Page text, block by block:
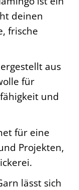
deinen
frische
aus
für
und
für eine
Projekten,
lässt sich